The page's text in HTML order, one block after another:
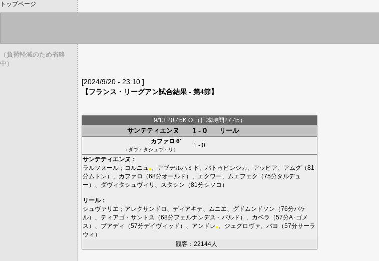
トップページ
（負荷軽減のため省略
中）
[2024/9/20 - 23:10 ]
【フランス・リーグアン試合結果 - 第4節】
9/13 20:45K.O.（日本時間27:45）
サンテティエンヌ 1 - 0 リール
カファロ 6'
（ダヴィタシュヴィリ ）
1 - 0
サンテティエンヌ ：
ラルソヌール ； コルニュ ■ アブデルハミド バトゥビンシカ アッピア アムグ （81
分ムトン ）、 カファロ （68分オールド ）、 エクワー ムエフェク （75分タルデュ
ー ）、 ダヴィタシュヴィリ スタシン （81分シソコ ）
リール：
シュヴァリエ ； アレクサンドロ ディアキテ ムニエ グドムンドソン （76分バケ
ル）、 ティアゴ・サントス （68分フェルナンデス・パルド ）、 カベラ （57分A･ゴメ
ス ）、 ブアディ （57分デイヴィッド ）、 アンドレ■ ジェグロヴァ バヨ （57分サーラ
ウィ ）
観客：22144人